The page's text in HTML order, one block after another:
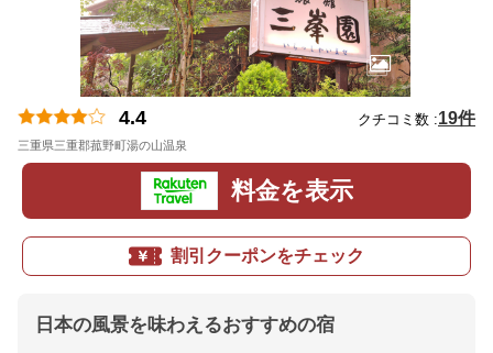
4.4 クチコミ数 :19件
三重県三重郡菰野町湯の山温泉
料金を表示
割引クーポンをチェック
日本の風景を味わえるおすすめの宿